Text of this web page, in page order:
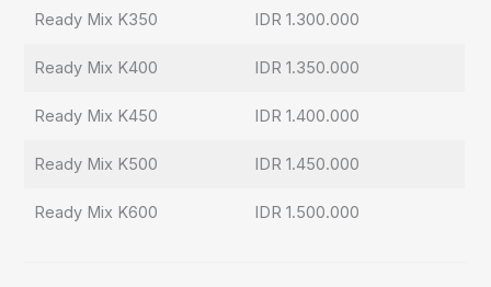
Ready Mix K350 IDR 1.300.000
Ready Mix K400 IDR 1.350.000
Ready Mix K450 IDR 1.400.000
Ready Mix K500 IDR 1.450.000
Ready Mix K600 IDR 1.500.000